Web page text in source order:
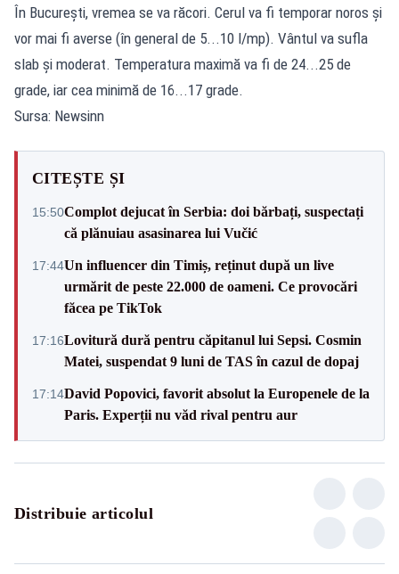
În București, vremea se va răcori. Cerul va fi temporar noros și
vor mai fi averse (în general de 5...10 l/mp). Vântul va sufla
slab și moderat. Temperatura maximă va fi de 24...25 de
grade, iar cea minimă de 16...17 grade.
Sursa: Newsinn
CITEȘTE ȘI
15:50Complot dejucat în Serbia: doi bărbați, suspectați
că plănuiau asasinarea lui Vučić
17:44Un influencer din Timiș, reținut după un live
urmărit de peste 22.000 de oameni. Ce provocări
făcea pe TikTok
17:16Lovitură dură pentru căpitanul lui Sepsi. Cosmin
Matei, suspendat 9 luni de TAS în cazul de dopaj
17:14David Popovici, favorit absolut la Europenele de la
Paris. Experții nu văd rival pentru aur
Distribuie articolul